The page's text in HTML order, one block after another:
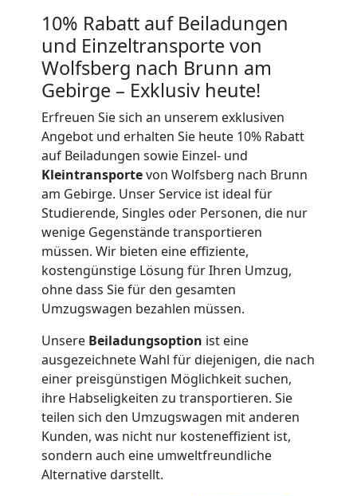
10% Rabatt auf Beiladungen
und Einzeltransporte von
Wolfsberg nach Brunn am
Gebirge – Exklusiv heute!
Erfreuen Sie sich an unserem exklusiven
Angebot und erhalten Sie heute 10% Rabatt
auf Beiladungen sowie Einzel- und
Kleintransportevon Wolfsberg nach Brunn
am Gebirge. Unser Service ist ideal für
Studierende, Singles oder Personen, die nur
wenige Gegenstände transportieren
müssen. Wir bieten eine effiziente,
kostengünstige Lösung für Ihren Umzug,
ohne dass Sie für den gesamten
Umzugswagen bezahlen müssen.
Unsere Beiladungsoption ist eine
ausgezeichnete Wahl für diejenigen, die nach
einer preisgünstigen Möglichkeit suchen,
ihre Habseligkeiten zu transportieren. Sie
teilen sich den Umzugswagen mit anderen
Kunden, was nicht nur kosteneffizient ist,
sondern auch eine umweltfreundliche
Alternative darstellt.
International
Internationaler
Umzug
Nationaler
Umzug